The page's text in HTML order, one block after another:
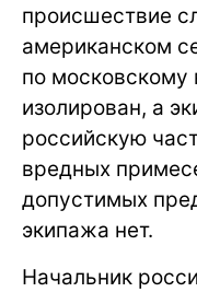
происшествие
американском
по
изолирован, а
российскую
вредных
допустимых
экипажа нет.
Начальник